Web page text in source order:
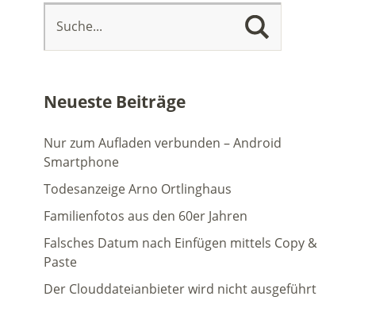
Neueste Beiträge
Nur zum Aufladen verbunden – Android
Smartphone
Todesanzeige Arno Ortlinghaus
Familienfotos aus den 60er Jahren
Falsches Datum nach Einfügen mittels Copy &
Paste
Der Clouddateianbieter wird nicht ausgeführt